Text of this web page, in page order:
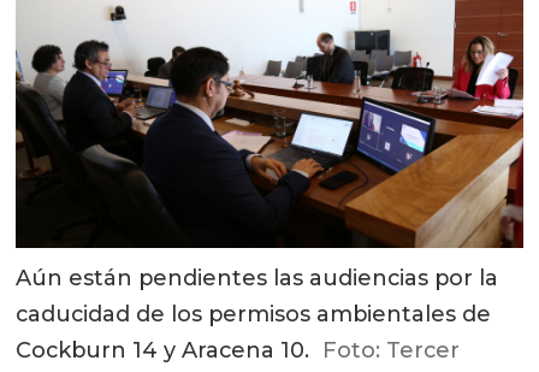
Aún están pendientes las audiencias por la
caducidad de los permisos ambientales de
Cockburn 14 y Aracena 10. Foto: Tercer